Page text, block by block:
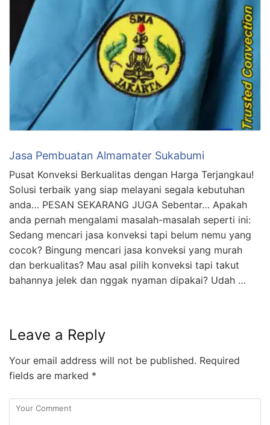
Jasa Pembuatan Almamater Sukabumi
Pusat Konveksi Berkualitas dengan Harga Terjangkau!
Solusi terbaik yang siap melayani segala kebutuhan
anda… PESAN SEKARANG JUGA Sebentar… Apakah
anda pernah mengalami masalah-masalah seperti ini:
Sedang mencari jasa konveksi tapi belum nemu yang
cocok? Bingung mencari jasa konveksi yang murah
dan berkualitas? Mau asal pilih konveksi tapi takut
bahannya jelek dan nggak nyaman dipakai? Udah …
Leave a Reply
Your email address will not be published. Required
fields are marked *